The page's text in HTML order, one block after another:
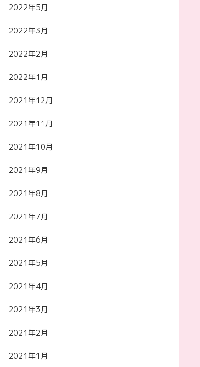
2022年5月
2022年3月
2022年2月
2022年1月
2021年12月
2021年11月
2021年10月
2021年9月
2021年8月
2021年7月
2021年6月
2021年5月
2021年4月
2021年3月
2021年2月
2021年1月